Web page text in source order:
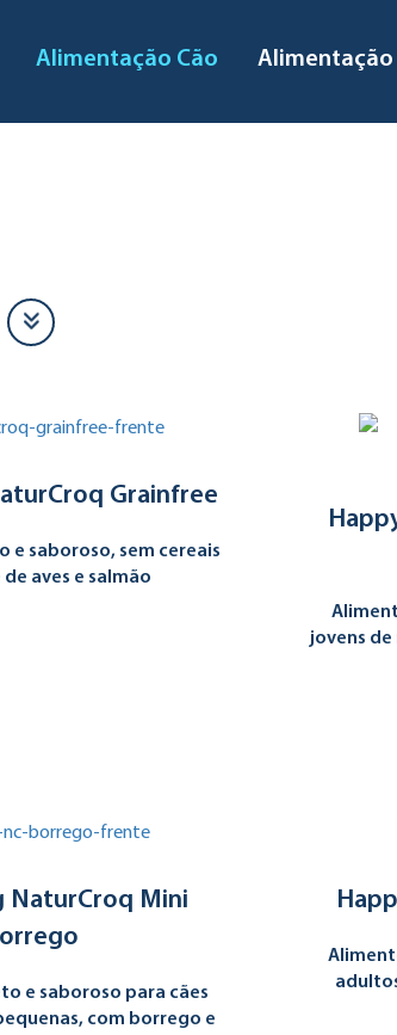
Alimentação Cão Alimentação
Grainfree
e saboroso, sem cereais
aves e salmão
jovens
NaturCroq Mini
e saboroso para cães
com borrego e